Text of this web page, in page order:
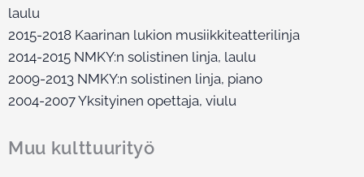
laulu
2015-2018 Kaarinan lukion musiikkiteatterilinja
2014-2015 NMKY:n solistinen linja, laulu
2009-2013 NMKY:n solistinen linja, piano
2004-2007 Yksityinen opettaja, viulu
Muu kulttuurityö